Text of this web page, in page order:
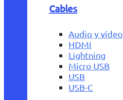
Cables
Audio y vídeo
HDMI
Lightning
Micro USB
USB
USB-C